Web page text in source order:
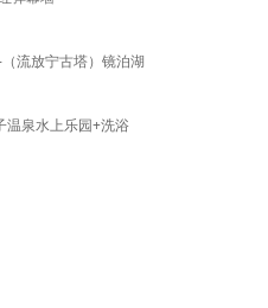
流放宁古塔）镜泊湖
温泉水上乐园+洗浴